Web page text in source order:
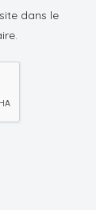
dans le